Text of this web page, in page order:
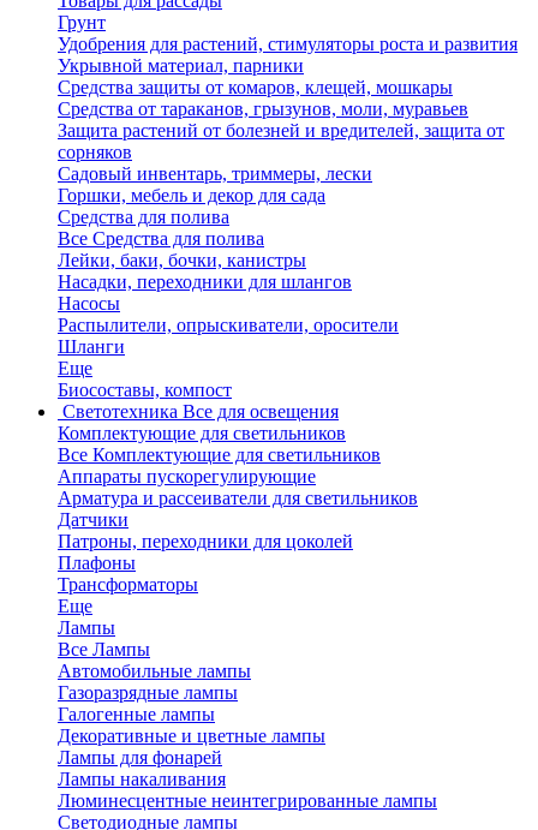
Грунт
Удобрения для растений, стимуляторы роста и развития
Укрывной материал, парники
Средства защиты от комаров, клещей, мошкары
Средства от тараканов, грызунов, моли, муравьев
Защита растений от болезней и вредителей, защита от
сорняков
Садовый инвентарь, триммеры, лески
Горшки, мебель и декор для сада
Средства для полива
Все Средства для полива
Лейки, баки, бочки, канистры
Насадки, переходники для шлангов
Насосы
Распылители, опрыскиватели, оросители
Шланги
Еще
Биосоставы, компост
Светотехника Все для освещения
Комплектующие для светильников
Все Комплектующие для светильников
Аппараты пускорегулирующие
Арматура и рассеиватели для светильников
Датчики
Патроны, переходники для цоколей
Плафоны
Трансформаторы
Еще
Лампы
Все Лампы
Автомобильные лампы
Газоразрядные лампы
Галогенные лампы
Декоративные и цветные лампы
Лампы для фонарей
Лампы накаливания
Люминесцентные неинтегрированные лампы
Светодиодные лампы